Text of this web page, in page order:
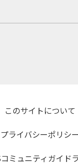
このサイトについて
プライバシーポリシー
ミュニティガイド